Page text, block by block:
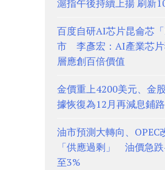
滬指午後持續上揚 刷新
百度自研AI芯片昆侖芯
市 李彥宏：AI產業芯片
層應創百倍價值
金價重上4200美元、金
據恢復為12月再減息鋪路
油市預測大轉向、OPEC
「供應過剩」 油價急
至3%